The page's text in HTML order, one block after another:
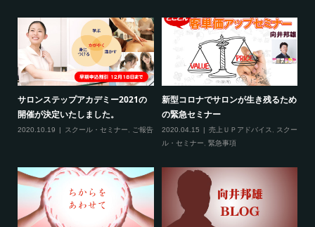
が生き残るため
アドバイス, スクー
新型コロナ対策につきまして（ご来
場される方へ）
2020.02.27 スクール・セミナー,緊急事
3月の限定メニュー技術
2020.02.20